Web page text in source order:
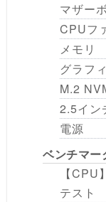
マザー
CPUフ
メモリ
グラフ
M.2
2.5イン
電源
ベンチマー
【
テスト